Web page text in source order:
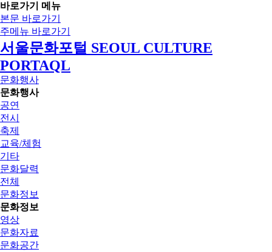
바로가기 메뉴
본문 바로가기
주메뉴 바로가기
서울문화포털 SEOUL CULTURE
PORTAQL
문화행사
문화행사
공연
전시
축제
교육/체험
기타
문화달력
전체
문화정보
문화정보
영상
문화자료
문화공간